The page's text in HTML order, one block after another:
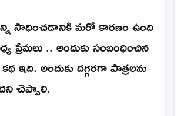
సాధించడానికి మరో కారణం ఉంది
.. అందుకు సంబంధించిన
ఇది. అందుకు దగ్గరగా పాత్రలను
చెప్పాలి.